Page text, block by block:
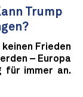
Trump
Frieden
– Europa
für immer an.